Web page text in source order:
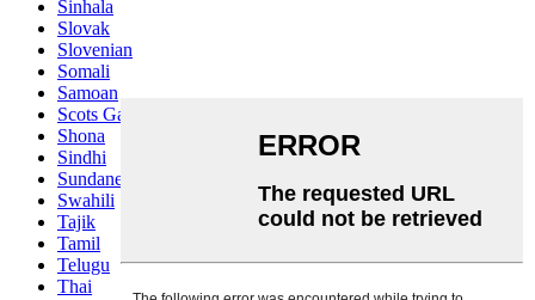
Sinhala
Slovak
Slovenian
Somali
Samoan
Scots Gaelic
Shona
Sindhi
Sundanese
Swahili
Tajik
Tamil
Telugu
Thai